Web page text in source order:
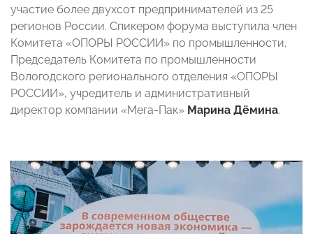
участие более двухсот предпринимателей из 25
регионов России. Спикером форума выступила член
Комитета «ОПОРЫ РОССИИ» по промышленности,
Председатель Комитета по промышленности
Вологодского регионального отделения «ОПОРЫ
РОССИИ», учредитель и административный
директор компании «Мега-Пак» Марина Дёмина.